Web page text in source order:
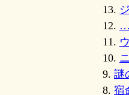
13.
12. …
11.
10.
9. 謎
8. 宿